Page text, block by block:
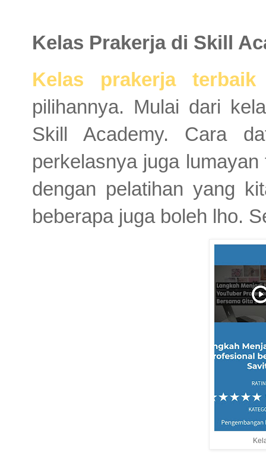
Kelas Prakerja di Skill
Kelas prakerja terbaik
pilihannya. Mulai dari
Skill Academy. Cara
perkelasnya juga
dengan pelatihan yang
beberapa juga boleh lho.